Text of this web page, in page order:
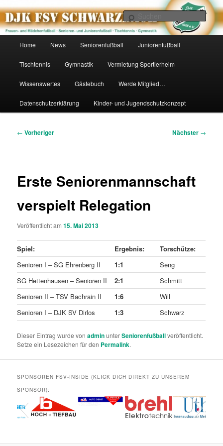
Zum
primären
Inhalt
springenDJK FSV Schwarzbach 1928 e.V.
Home News Seniorenfußball Juniorenfußball
Tischtennis Gymnastik Vermietung Sportlerheim
Wissenswertes Gästebuch Werde Mitglied…
Datenschutzerklärung Kinder- und Jugendschutzkonzept
Beitragsnavigation
← Vorheriger Nächster →
Erste Seniorenmannschaft
verspielt Relegation
Veröffentlicht am15. Mai 2013
Spiel: Ergebnis:
Torschütze:
Senioren I – SG Ehrenberg II
1:1
Seng
SG Hettenhausen – Senioren II
2:1
Schmitt
Senioren II – TSV Bachrain II
1:6
Will
Senioren I – DJK SV Dirlos
1:3 Schwarz
Dieser Eintrag wurde vonadminunterSeniorenfußballveröffentlicht.
Setze ein Lesezeichen für den Permalink.
SPONSOREN FSV-INSIDE (KLICK DICH DIREKT ZU UNSEREM
SPONSOR):